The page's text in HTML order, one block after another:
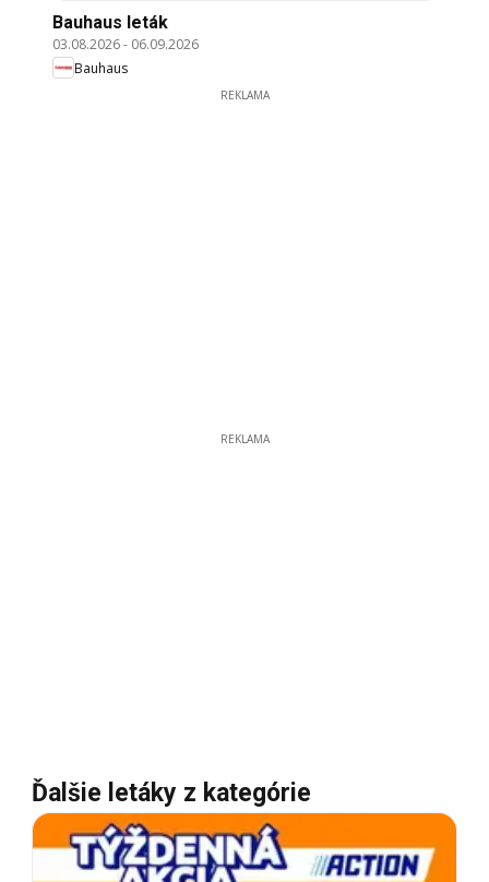
Bauhaus leták
03.08.2026- 06.09.2026
Bauhaus
REKLAMA
REKLAMA
Ďalšie letáky z kategórie